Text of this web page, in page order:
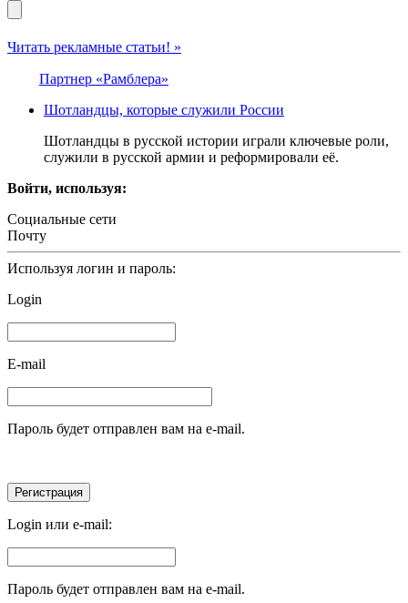
Читать рекламные статьи! »
Партнер «Рамблера»
Шотландцы, которые служили России
Шотландцы в русской истории играли ключевые роли,
служили в русской армии и реформировали её.
Войти, используя:
Социальные сети
Почту
Используя логин и пароль:
Login
E-mail
Пароль будет отправлен вам на e-mail.
Login или e-mail:
Пароль будет отправлен вам на e-mail.